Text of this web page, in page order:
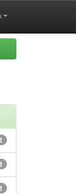
1
1
1